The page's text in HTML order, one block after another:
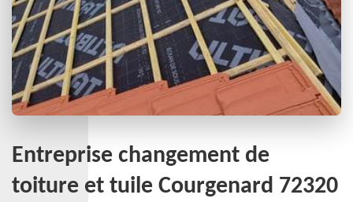
Entreprise changement de
toiture et tuile Courgenard 72320